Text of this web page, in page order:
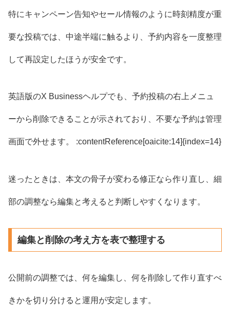
特にキャンペーン告知やセール情報のように時刻精度が重
要な投稿では、中途半端に触るより、予約内容を一度整理
して再設定したほうが安全です。
英語版のX Businessヘルプでも、予約投稿の右上メニュ
ーから削除できることが示されており、不要な予約は管理
画面で外せます。 :contentReference[oaicite:14]{index=14}
迷ったときは、本文の骨子が変わる修正なら作り直し、細
部の調整なら編集と考えると判断しやすくなります。
編集と削除の考え方を表で整理する
公開前の調整では、何を編集し、何を削除して作り直すべ
きかを切り分けると運用が安定します。